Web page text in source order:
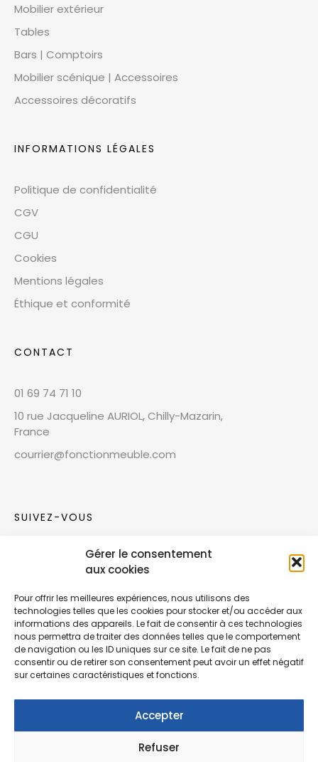
Gérer le consentement
aux cookies
Pour offrir les meilleures expériences, nous utilisons des
technologies telles que les cookies pour stocker et/ou accéder aux
informations des appareils. Le fait de consentir à ces technologies
nous permettra de traiter des données telles que le comportement
de navigation ou les ID uniques sur ce site. Le fait de ne pas
consentir ou de retirer son consentement peut avoir un effet négatif
sur certaines caractéristiques et fonctions.
Accepter
Refuser
Mobilier extérieur
Tables
Bars | Comptoirs
Mobilier scénique | Accessoires
Accessoires décoratifs
INFORMATIONS LÉGALES
Politique de confidentialité
CGV
CGU
Cookies
Mentions légales
Éthique et conformité
CONTACT
01 69 74 71 10
10 rue Jacqueline AURIOL, Chilly-Mazarin,
France
courrier@fonctionmeuble.com
SUIVEZ-VOUS
Rejoignez notre communauté sur les réseaux
Nouvelles collections, vie de l’équipe ou
inspirations : soyez informés de nos dernières
actualités.
© Copyright Fonction Meuble